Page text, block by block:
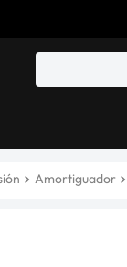
Amortiguador